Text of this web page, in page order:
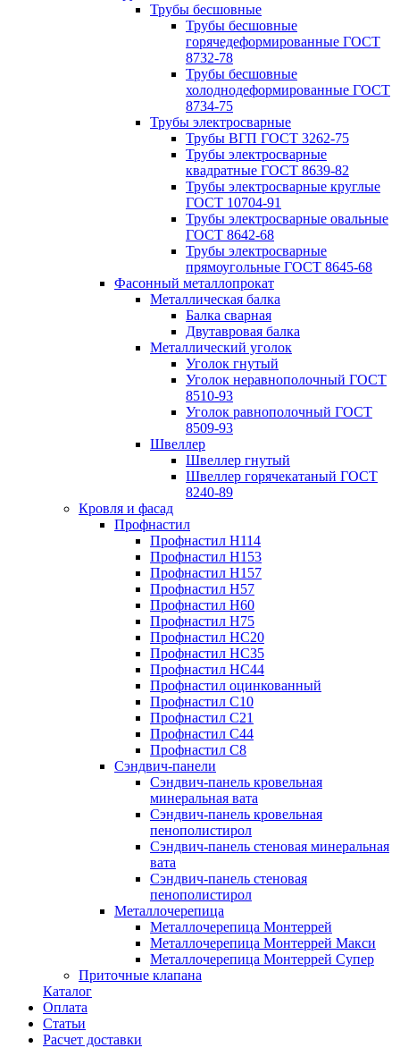
Трубы бесшовные
Трубы бесшовные
горячедеформированные ГОСТ
8732-78
Трубы бесшовные
холоднодеформированные ГОСТ
8734-75
Трубы электросварные
Трубы ВГП ГОСТ 3262-75
Трубы электросварные
квадратные ГОСТ 8639-82
Трубы электросварные круглые
ГОСТ 10704-91
Трубы электросварные овальные
ГОСТ 8642-68
Трубы электросварные
прямоугольные ГОСТ 8645-68
Фасонный металлопрокат
Металлическая балка
Балка сварная
Двутавровая балка
Металлический уголок
Уголок гнутый
Уголок неравнополочный ГОСТ
8510-93
Уголок равнополочный ГОСТ
8509-93
Швеллер
Швеллер гнутый
Швеллер горячекатаный ГОСТ
8240-89
Кровля и фасад
Профнастил
Профнастил Н114
Профнастил Н153
Профнастил Н157
Профнастил Н57
Профнастил Н60
Профнастил Н75
Профнастил НС20
Профнастил НС35
Профнастил НС44
Профнастил оцинкованный
Профнастил С10
Профнастил С21
Профнастил С44
Профнастил С8
Сэндвич-панели
Сэндвич-панель кровельная
минеральная вата
Сэндвич-панель кровельная
пенополистирол
Сэндвич-панель стеновая минеральная
вата
Сэндвич-панель стеновая
пенополистирол
Металлочерепица
Металлочерепица Монтеррей
Металлочерепица Монтеррей Макси
Металлочерепица Монтеррей Супер
Приточные клапана
Каталог
Оплата
Статьи
Расчет доставки